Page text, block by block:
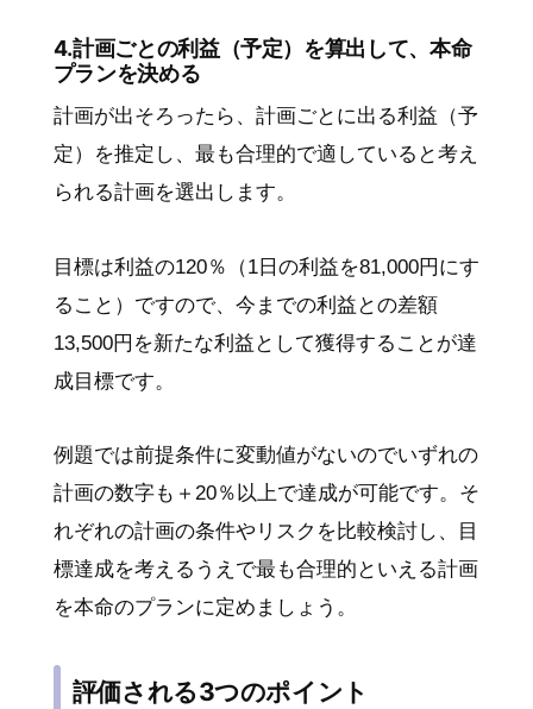
4.計画ごとの利益（予定）を算出して、本命
プランを決める
計画が出そろったら、計画ごとに出る利益（予
定）を推定し、最も合理的で適していると考え
られる計画を選出します。
目標は利益の120％（1日の利益を81,000円にす
ること）ですので、今までの利益との差額
13,500円を新たな利益として獲得することが達
成目標です。
例題では前提条件に変動値がないのでいずれの
計画の数字も＋20％以上で達成が可能です。そ
れぞれの計画の条件やリスクを比較検討し、目
標達成を考えるうえで最も合理的といえる計画
を本命のプランに定めましょう。
評価される3つのポイント